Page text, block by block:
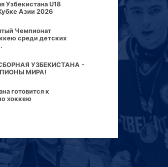
Узбекистана U18
Азии 2026
Чемпионат
среди детских
УЗБЕКИСТАНА -
МИРА!
готовится к
хоккею